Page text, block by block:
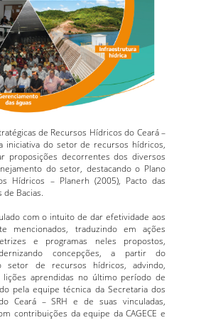
de Recursos Hídricos do Ceará –
iniciativa do setor de recursos hídricos,
proposições decorrentes dos diversos
do setor, destacando o Plano
Hídricos – Planerh (2005), Pacto das
de Bacias.
com o intuito de dar efetividade aos
mencionados, traduzindo em ações
e programas neles propostos,
concepções, a partir do
setor de recursos hídricos, advindo,
lições aprendidas no último período de
pela equipe técnica da Secretaria dos
Ceará – SRH e de suas vinculadas,
contribuições da equipe da CAGECE e